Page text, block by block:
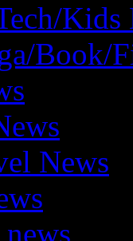
Kids
Book/
News
news